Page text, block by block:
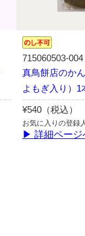
715060503-004
真鳥餅店のか
よもぎ入り）1
¥540（税込）
お気に入りの登録
▶ 詳細ページ